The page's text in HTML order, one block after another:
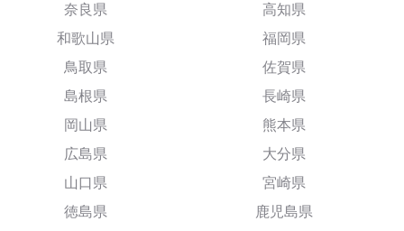
奈良県
和歌山県
鳥取県
島根県
岡山県
広島県
山口県
徳島県
高知県
福岡県
佐賀県
長崎県
熊本県
大分県
宮崎県
鹿児島県